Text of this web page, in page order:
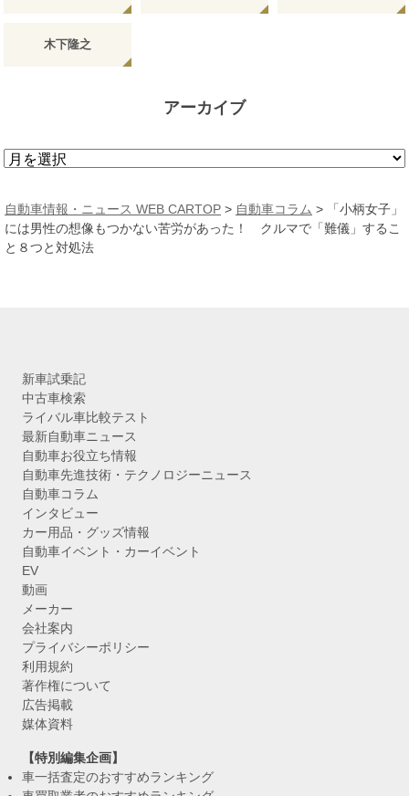
木下隆之
アーカイブ
ア
カ
イ
ブ
自動車情報・ニュース WEB CARTOP > 自動車コラム >
「小柄女子」
には男性の想像もつかない苦労があった！ クルマで「難儀」するこ
と８つと対処法
新車試乗記
中古車検索
ライバル車比較テスト
最新自動車ニュース
自動車お役立ち情報
自動車先進技術・テクノロジーニュース
自動車コラム
インタビュー
カー用品・グッズ情報
自動車イベント・カーイベント
EV
動画
メーカー
会社案内
プライバシーポリシー
利用規約
著作権について
広告掲載
媒体資料
【特別編集企画】
車一括査定のおすすめランキング